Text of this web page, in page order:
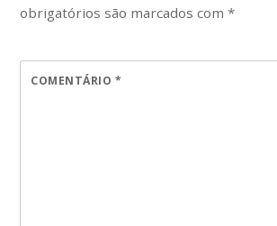
obrigatórios são marcados com*
COMENTÁRIO *